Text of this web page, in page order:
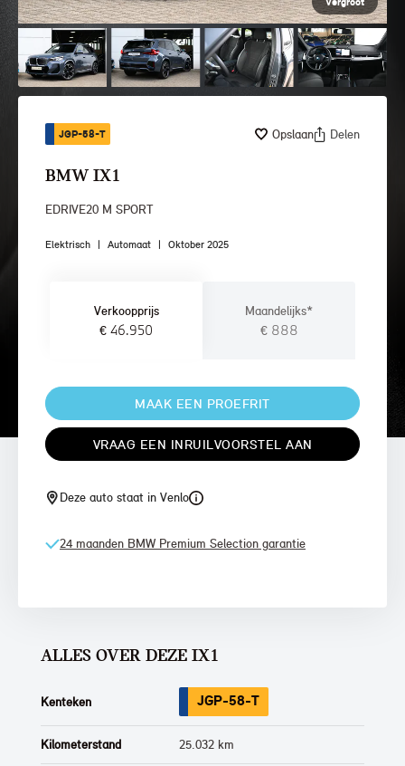
JGP-58-T Opslaan Delen
BMW IX1
EDRIVE20 M SPORT
Elektrisch | Automaat | Oktober 2025
Verkoopprijs
€ 46.950
Maandelijks*
€ 888
MAAK EEN PROEFRIT
VRAAG EEN INRUILVOORSTEL AAN
Deze auto staat in Venlo
24 maanden BMW Premium Selection garantie
ALLES OVER DEZE IX1
Kenteken JGP-58-T
Kilometerstand 25.032 km